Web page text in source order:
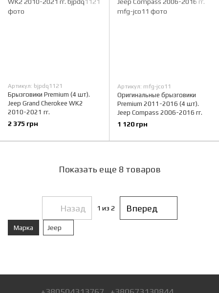
Артикул: bjpdq1121
Брызговики Premium (4 шт).
Jeep Grand Cherokee WK2
2010-2021 гг.
2 375 грн
Артикул: mfg-jco11
Оригинальные брызговики
Premium 2011-2016 (4 шт).
Jeep Compass 2006-2016 гг.
1 120 грн
Показать еще 8 товаров
Назад 1 из 2 Вперед
Марка Jeep